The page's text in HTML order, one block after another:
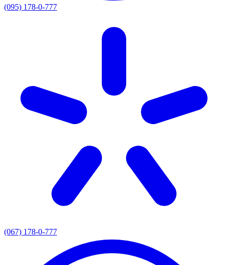
(095) 178-0-777
(067) 178-0-777